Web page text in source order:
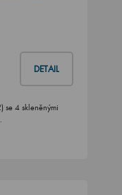
DETAIL
se 4 skleněnými